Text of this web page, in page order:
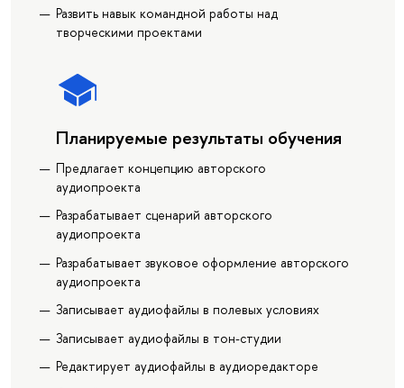
Развить навык командной работы над
творческими проектами
Планируемые результаты обучения
Предлагает концепцию авторского
аудиопроекта
Разрабатывает сценарий авторского
аудиопроекта
Разрабатывает звуковое оформление авторского
аудиопроекта
Записывает аудиофайлы в полевых условиях
Записывает аудиофайлы в тон-студии
Редактирует аудиофайлы в аудиоредакторе